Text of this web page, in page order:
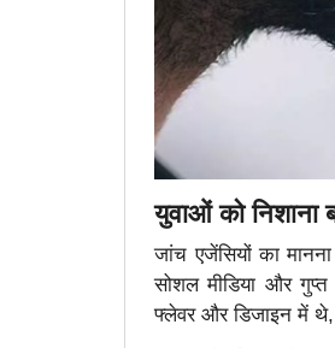
युवाओं को
जांच एजेंसियों का
सोशल मीडिया और
फ्लेवर और डिजाइन में